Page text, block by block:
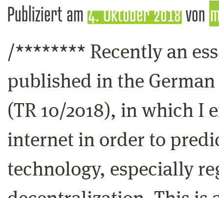
Publiziert am 4. Oktober 2018von
/******** Recently an
published in the
(TR 10/2018), in which I
internet in order to
technology, especially